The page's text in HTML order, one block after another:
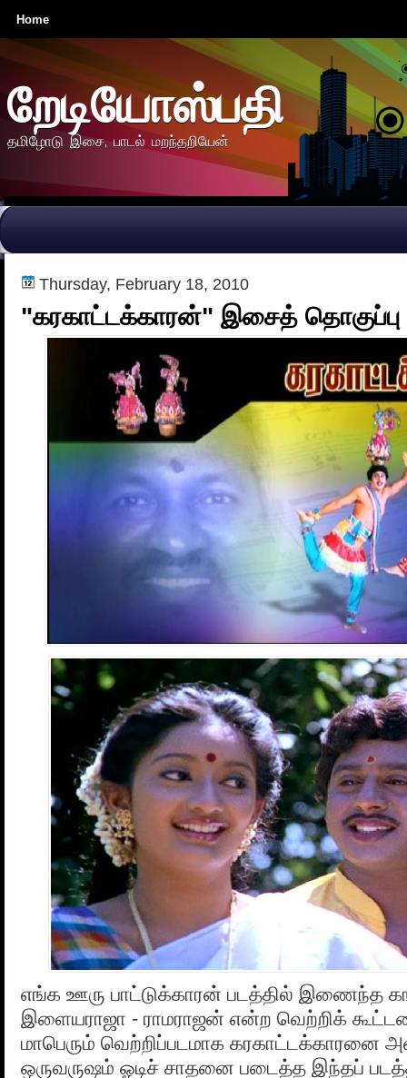
Home
றேடியோஸ்பதி
தமிழோடு இசை, பாடல் மறந்தறியேன்
Thursday, February 18, 2010
"கரகாட்டக்காரன்" இசைத் தொகுப்பு
எங்க ஊரு பாட்டுக்காரன் படத்தில் இணைந்த
இளையராஜா - ராமராஜன் என்ற வெற்றிக்
மாபெரும் வெற்றிப்படமாக கரகாட்டக்காரனை
ஒருவருஷம் ஓடிச் சாதனை படைத்த இந்தப்